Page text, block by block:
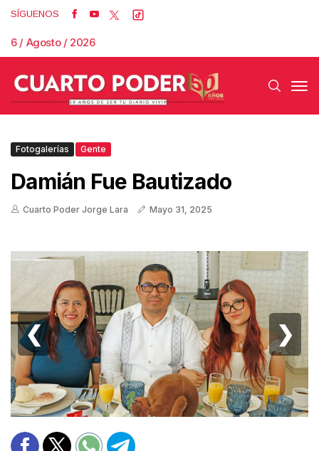
SÍGUENOS
6 / Agosto / 2026
Fotogalerías Gente
Damián Fue Bautizado
Cuarto Poder Jorge Lara Mayo 31, 2025
❮ ❯